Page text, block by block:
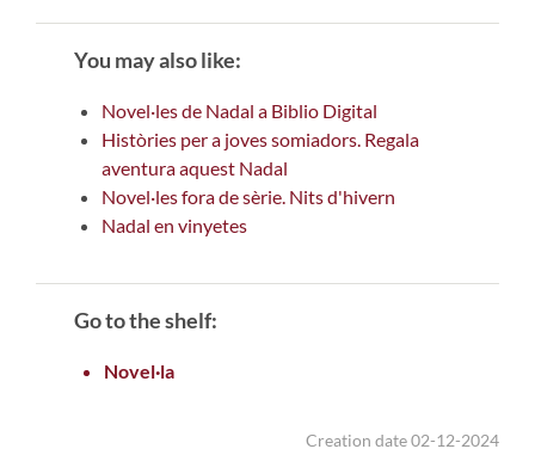
You may also like:
Novel·les de Nadal a Biblio Digital
Històries per a joves somiadors. Regala
aventura aquest Nadal
Novel·les fora de sèrie. Nits d'hivern
Nadal en vinyetes
Go to the shelf:
Novel·la
Creation date 02-12-2024